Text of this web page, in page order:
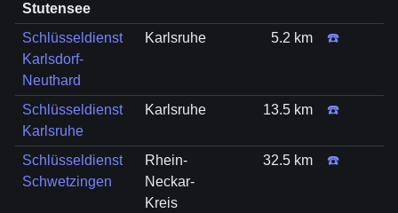
Stutensee
Schlüsseldienst
Karlsdorf-
Neuthard
Karlsruhe 5.2 km ☎️
Schlüsseldienst
Karlsruhe
Karlsruhe 13.5 km ☎️
Schlüsseldienst
Schwetzingen
Rhein-
Neckar-
Kreis
32.5 km ☎️